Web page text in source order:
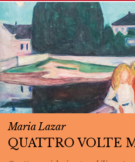
Maria Lazar
QUATTRO VOLTE